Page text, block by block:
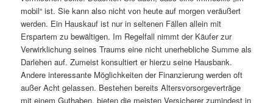
mobil“ ist. Sie kann also nicht von heute auf morgen veräußert
werden. Ein Hauskauf ist nur in seltenen Fällen allein mit
Erspartem zu bewältigen. Im Regelfall nimmt der Käufer zur
Verwirklichung seines Traums eine nicht unerhebliche Summe als
Darlehen auf. Zumeist konsultiert er hierzu seine Hausbank.
Andere interessante Möglichkeiten der Finanzierung werden oft
außer Acht gelassen. Bestehen bereits Altersvorsorgeverträge
mit einem Guthaben, bieten die meisten Versicherer zumindest in